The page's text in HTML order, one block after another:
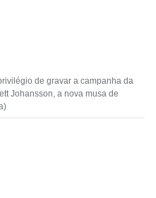
de gravar a campanha da
Johansson, a nova musa de